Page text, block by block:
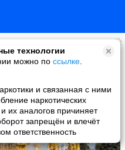
технологии
можно по ссылке
и связанная с ними
наркотических
их аналогов причиняет
запрещён и влечёт
ответственность